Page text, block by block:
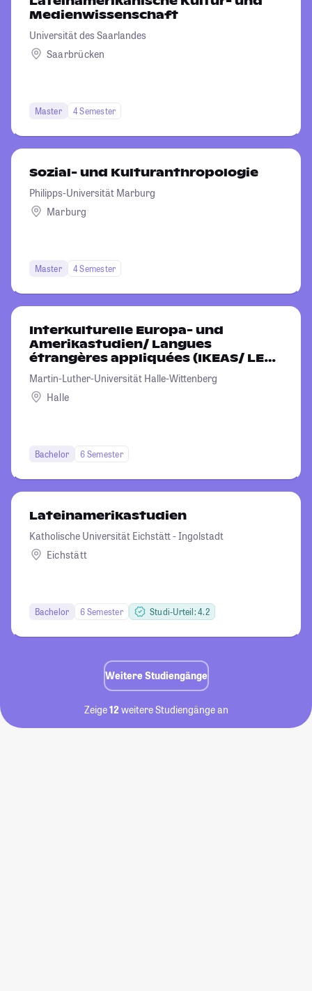
Medienwissenschaft
Universität des Saarlandes
Saarbrücken
Master 4 Semester
Sozial- und Kulturanthropologie
Philipps-Universität Marburg
Marburg
Master 4 Semester
Interkulturelle Europa- und
Amerikastudien/ Langues
étrangères appliquées (IKEAS/ LEA)
- Schwerpunktfach
Frankreichstudien
Martin-Luther-Universität Halle-Wittenberg
Halle
Bachelor 6 Semester
Lateinamerikastudien
Katholische Universität Eichstätt - Ingolstadt
Eichstätt
Bachelor 6 Semester Studi-Urteil: 4.2
Weitere Studiengänge
Zeige12 weitere Studiengänge an